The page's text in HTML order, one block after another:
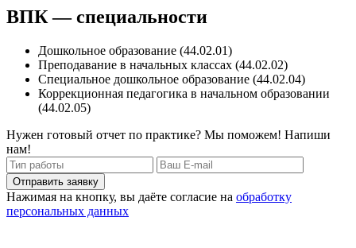
ВПК — специальности
Дошкольное образование (44.02.01)
Преподавание в начальных классах (44.02.02)
Специальное дошкольное образование (44.02.04)
Коррекционная педагогика в начальном образовании
(44.02.05)
Нужен готовый отчет по практике? Мы поможем! Напиши
нам!
Отправить заявку
Нажимая на кнопку, вы даёте согласие на обработку
персональных данных